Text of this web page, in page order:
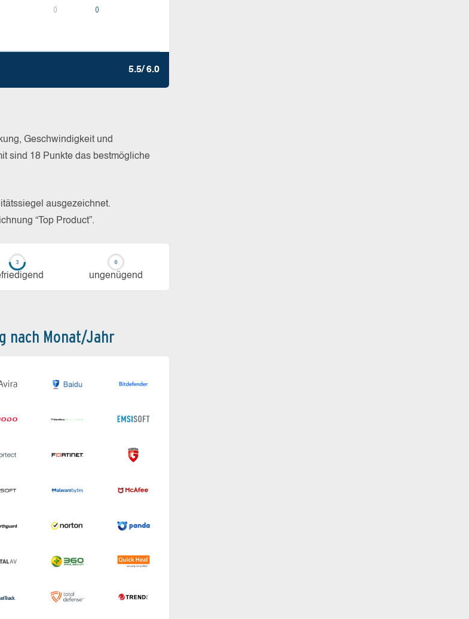
0 0
5.5/ 6.0
Geschwindigkeit und
sind 18 Punkte das bestmögliche
ausgezeichnet.
“Top Product”.
un­ge­nü­gend
nach Monat/Jahr